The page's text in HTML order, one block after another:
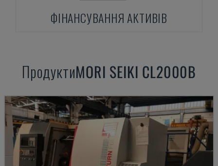
ФІНАНСУВАННЯ АКТИВІВ
ПродуктиMORI SEIKI CL2000B